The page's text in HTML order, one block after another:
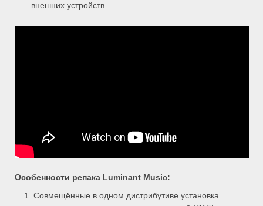
внешних устройств.
Особенности репака Luminant Music:
Совмещённые в одном дистрибутиве установка